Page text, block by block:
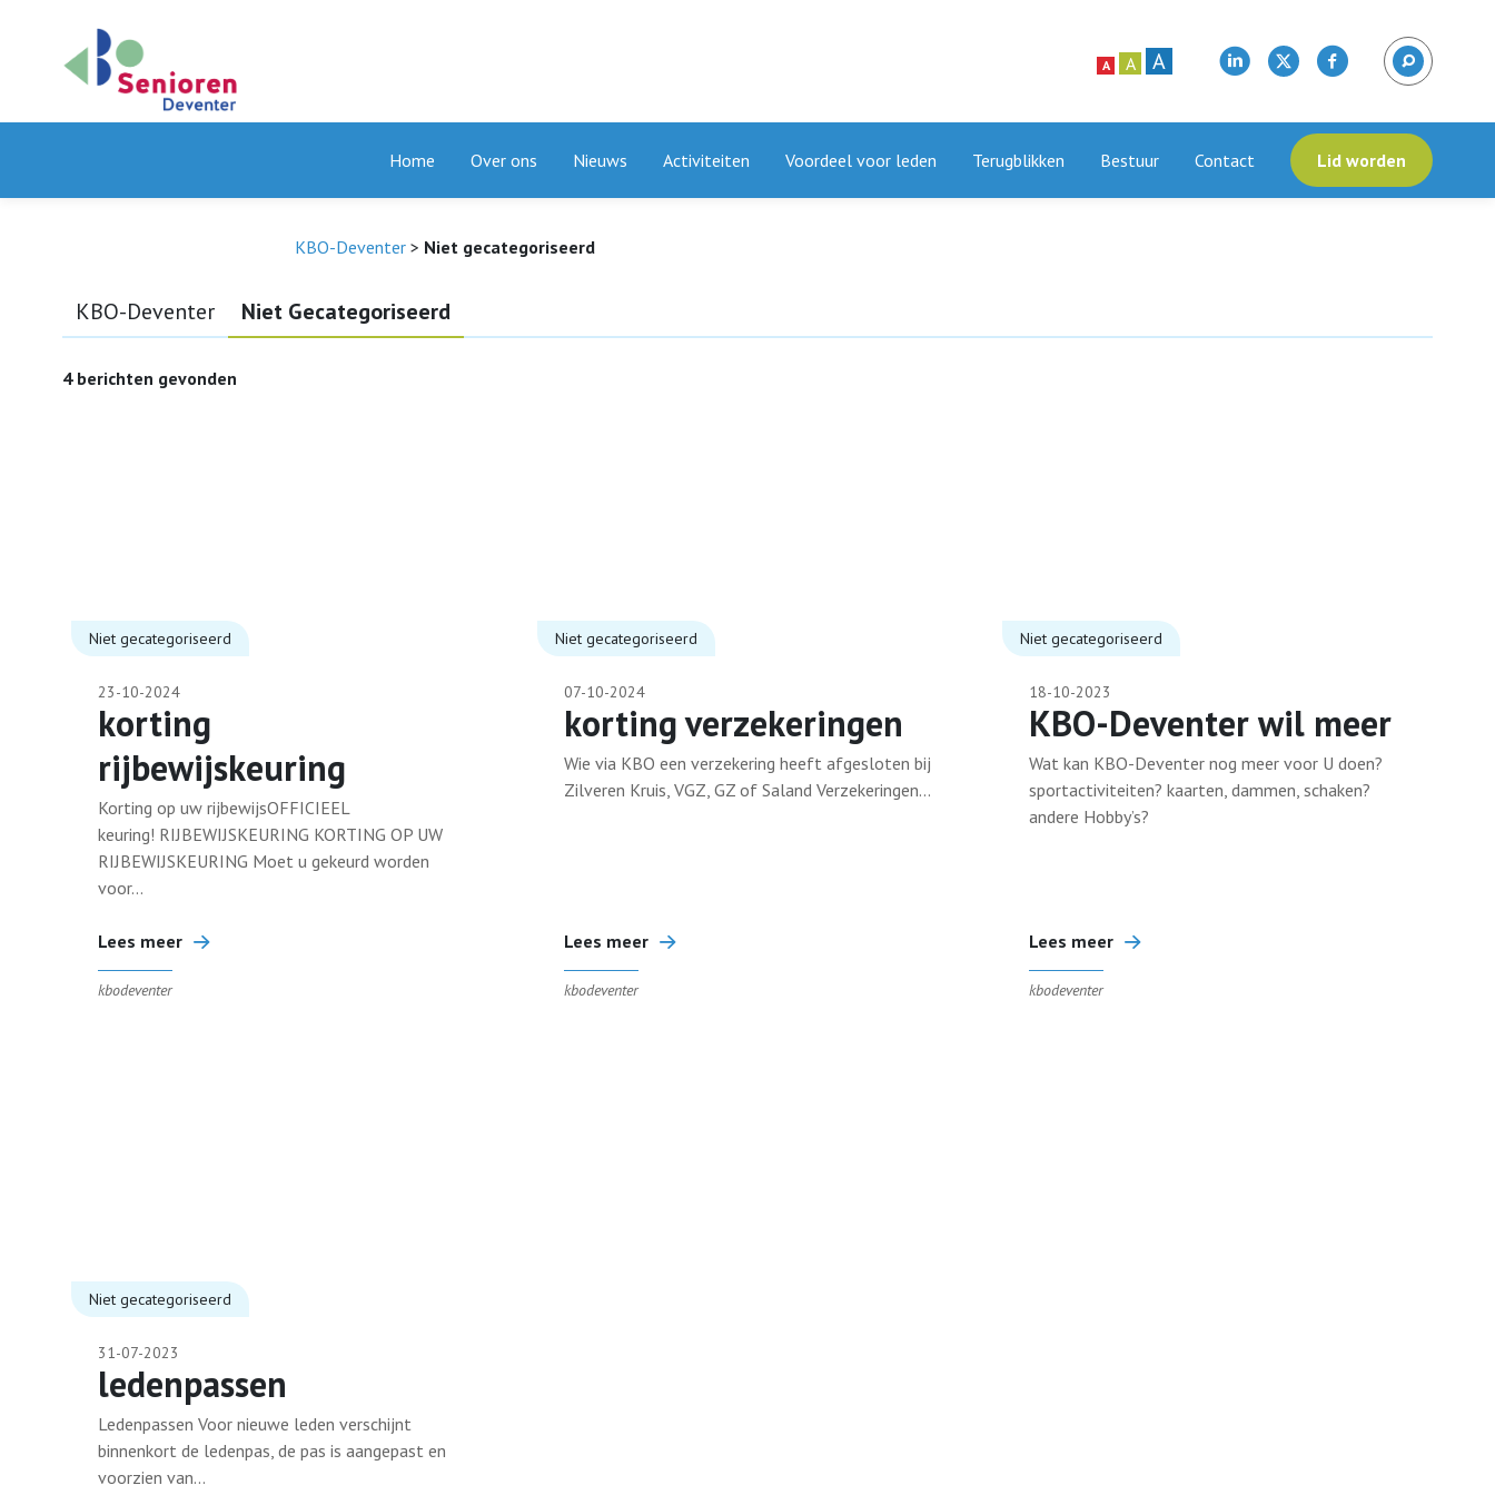
A A A
Home Over ons Nieuws Activiteiten Voordeel voor leden Terugblikken Bestuur Contact Lid worden
KBO-Deventer > Niet gecategoriseerd
KBO-Deventer Niet Gecategoriseerd
4 berichten gevonden
Niet gecategoriseerd
23-10-2024
korting
rijbewijskeuring
Korting op uw rijbewijsOFFICIEEL
keuring! RIJBEWIJSKEURING KORTING OP UW
RIJBEWIJSKEURING Moet u gekeurd worden
voor...
Lees meer
kbodeventer
Niet gecategoriseerd
07-10-2024
korting verzekeringen
Wie via KBO een verzekering heeft afgesloten bij
Zilveren Kruis, VGZ, GZ of Saland Verzekeringen...
Lees meer
kbodeventer
Niet gecategoriseerd
18-10-2023
KBO-Deventer wil meer
Wat kan KBO-Deventer nog meer voor U doen?
sportactiviteiten? kaarten, dammen, schaken?
andere Hobby’s?
Lees meer
kbodeventer
Niet gecategoriseerd
31-07-2023
ledenpassen
Ledenpassen Voor nieuwe leden verschijnt
binnenkort de ledenpas, de pas is aangepast en
voorzien van...